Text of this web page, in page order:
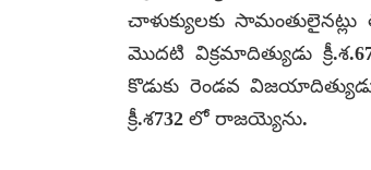
చాళుక్యులకు సామంతులైనట్లు
మొదటి విక్రమాదిత్యుడు
కొడుకు రెండవ
క్రీ.శ732 లో రాజయ్యెను.